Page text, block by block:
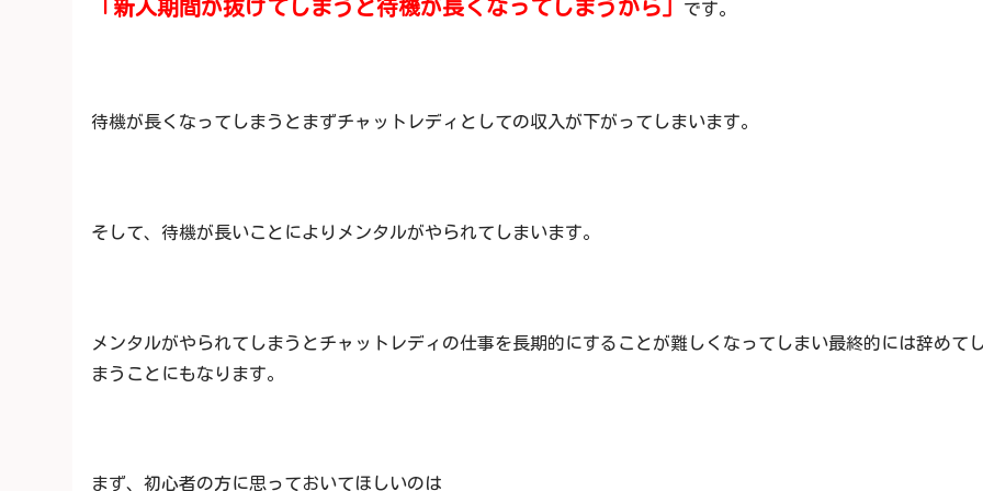
「新人期間が抜けてしまうと待機が長くなってしまうから」 です。
待機が長くなってしまうとまずチャットレディとしての収入が下がってしまいます。
そして、待機が長いことによりメンタルがやられてしまいます。
メンタルがやられてしまうとチャットレディの仕事を長期的にすることが難しくなってしまい最終的には辞めて
まうことにもなります。
まず、初心者の方に思っておいてほしいのは